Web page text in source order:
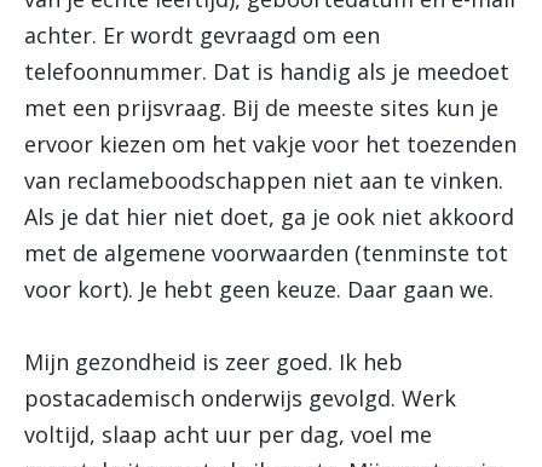
achter. Er wordt gevraagd om een
telefoonnummer. Dat is handig als je meedoet
met een prijsvraag. Bij de meeste sites kun je
ervoor kiezen om het vakje voor het toezenden
van reclameboodschappen niet aan te vinken.
Als je dat hier niet doet, ga je ook niet akkoord
met de algemene voorwaarden (tenminste tot
voor kort). Je hebt geen keuze. Daar gaan we.
Mijn gezondheid is zeer goed. Ik heb
postacademisch onderwijs gevolgd. Werk
voltijd, slaap acht uur per dag, voel me